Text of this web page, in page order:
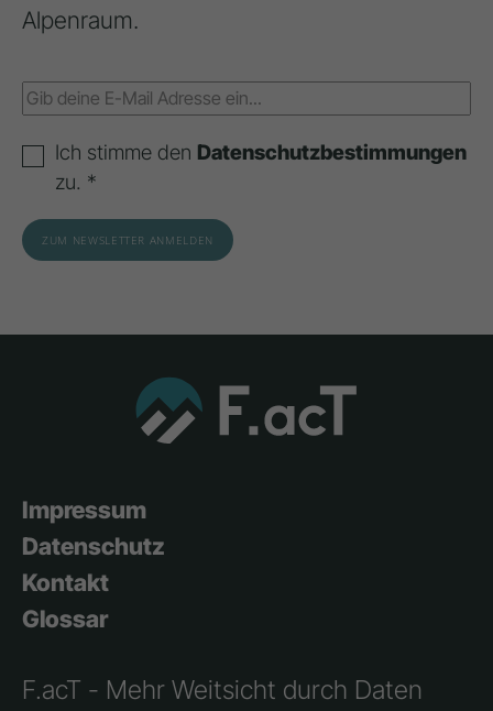
Alpenraum.
Ich stimme den Datenschutzbestimmungen
zu. *
Impressum
Datenschutz
Kontakt
Glossar
F.acT - Mehr Weitsicht durch Daten